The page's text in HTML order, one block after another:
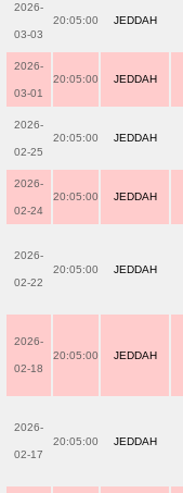
2026-
03-03
20:05:00 JEDDAH
2026-
03-01
20:05:00 JEDDAH
2026-
02-25
20:05:00 JEDDAH
2026-
02-24
20:05:00 JEDDAH
2026-
02-22
20:05:00 JEDDAH
2026-
02-18
20:05:00 JEDDAH
2026-
02-17
20:05:00 JEDDAH